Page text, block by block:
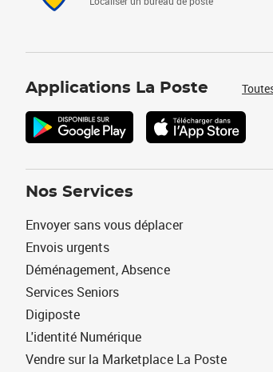
Applications La Poste
Nos Services
Envoyer sans vous déplacer
Envois urgents
Déménagement, Absence
Services Seniors
Digiposte
L'identité Numérique
Vendre sur la Marketplace La Poste